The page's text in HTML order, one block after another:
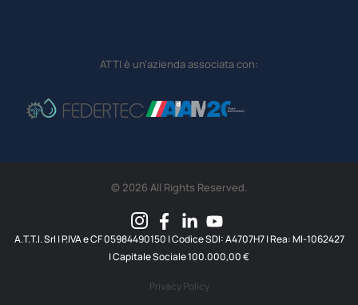
ATTI è un’azienda associata con:
© 2026 All Rights Reserved.
A.T.T.I. SrI | P.IVA e CF 05984490150 | Codice SDI: A4707H7 | Rea: MI-1062427
| Capitale Sociale 100.000,00 €
Privacy Policy